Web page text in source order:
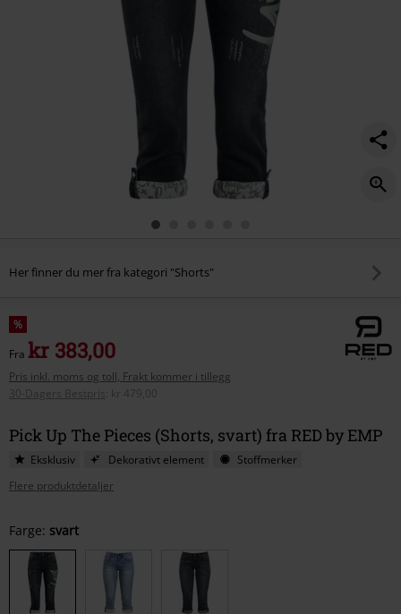
Her finner du mer fra kategori "Shorts"
%
Fra kr 383,00
Pris inkl. moms og toll, Frakt kommer i tillegg
30-Dagers Bestpris
kr 479,00
Pick Up The Pieces (Shorts, svart) fra RED by EMP
Eksklusiv Dekorativt element
Stoffmerker
Flere produktdetaljer
Velg
størrelse
Farge: svart